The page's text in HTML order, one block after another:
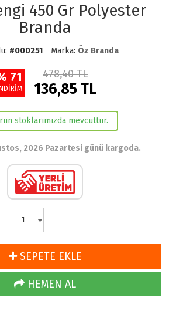
450 Gr Polyester
Branda
#000251 Marka: Öz Branda
71 478,40 TL
136,85 TL
stoklarımızda mevcuttur.
2026 Pazartesi günü kargoda.
SEPETE EKLE
HEMEN AL